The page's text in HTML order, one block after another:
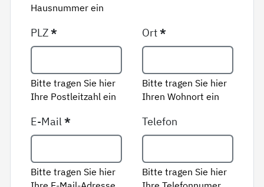
Hausnummer ein
PLZ*
Bitte tragen Sie hier
Ihre Postleitzahl ein
Ort*
Bitte tragen Sie hier
Ihren Wohnort ein
E-Mail*
Bitte tragen Sie hier
Telefon
Bitte tragen Sie hier